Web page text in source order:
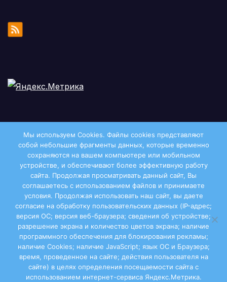
Двиноважье
Сайт работает на WordPress|Тема:Newsup, автор
Themeansar
Мы используем Cookies. Файлы сookies представляют
собой небольшие фрагменты данных, которые временно
сохраняются на вашем компьютере или мобильном
устройстве, и обеспечивают более эффективную работу
сайта. Продолжая просматривать данный сайт, Вы
соглашаетесь с использованием файлов и принимаете
условия. Продолжая использовать наш сайт, вы даете
согласие на обработку пользовательских данных (IP-адрес;
версия ОС; версия веб-браузера; сведения об устройстве;
разрешение экрана и количество цветов экрана; наличие
программного обеспечения для блокирования рекламы;
наличие Cookies; наличие JavaScript; язык ОС и Браузера;
время, проведенное на сайте; действия пользователя на
сайте) в целях определения посещаемости сайта с
использованием интернет-сервиса Яндекс.Метрика.